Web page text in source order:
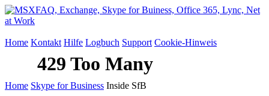
Home Kontakt Hilfe Logbuch Support Cookie-Hinweis
Home Skype for Business Inside SfB